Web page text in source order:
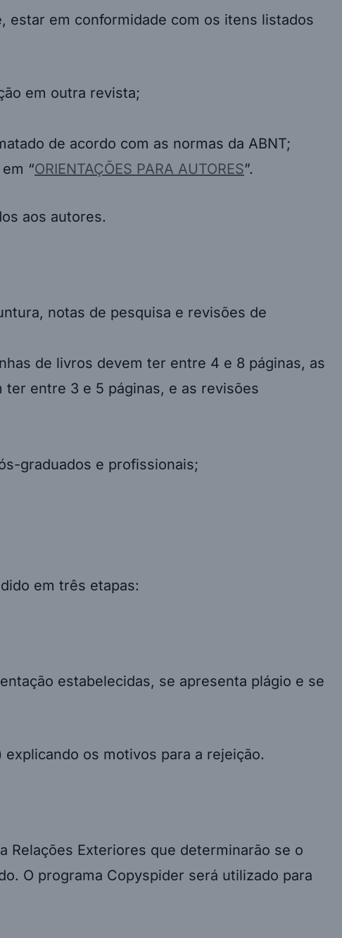
estar em conformidade com os itens listados
em outra revista;
de acordo com as normas da ABNT;
“ORIENTAÇÕES PARA AUTORES”.
aos autores.
notas de pesquisa e revisões de
de livros devem ter entre 4 e 8 páginas, as
entre 3 e 5 páginas, e as revisões
graduados e profissionais;
em três etapas:
estabelecidas, se apresenta plágio e se
os motivos para a rejeição.
Relações Exteriores que determinarão se o
O programa Copyspider será utilizado para